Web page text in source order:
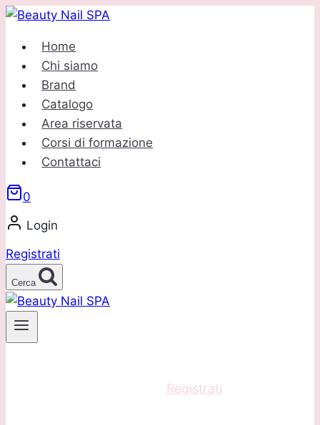
Salta
contenuto
Home
Chi siamo
Brand
Catalogo
Area riservata
Corsi di formazione
Contattaci
0
Login
Registrati
Cerca
Registrati